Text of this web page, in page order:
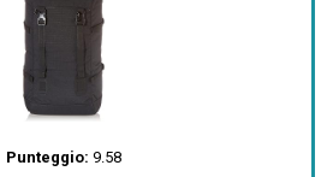
mesh pocket with key clip
strap; Ergonomic shoulder
Punteggio: 9.58